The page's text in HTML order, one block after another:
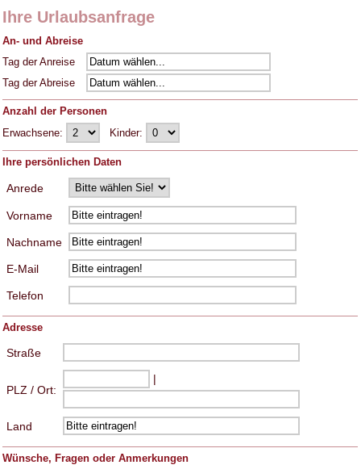
Ihre Urlaubsanfrage
An- und Abreise
Tag der Anreise
Tag der Abreise
Anzahl der Personen
Erwachsene:
Kinder:
Ihre persönlichen Daten
Anrede
Vorname
Nachname
E-Mail
Telefon
Adresse
Straße
PLZ / Ort:
|
Land
Wünsche, Fragen oder Anmerkungen